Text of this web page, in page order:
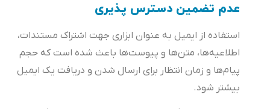
عدم تضمین دسترس پذیری
استفاده از ایمیل به عنوان ابزاری جهت اشتراک مستندات،
اطلاعیه‌ها، متن‌ها و پیوست‌ها باعث شده است که حجم
پیام‌ها و زمان انتظار برای ارسال شدن و دریافت یک ایمیل
بیشتر شود.